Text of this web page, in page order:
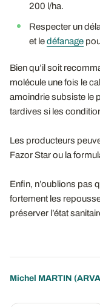
200 l/ha.
Respecter un
et ledéfanage
Bien qu’il soit
molécule une fois le
amoindrie subsiste le
tardives si les
Les producteurs
Fazor Star ou la
Enfin, n’oublions pas
fortement les
préserver l’état
Michel MARTIN